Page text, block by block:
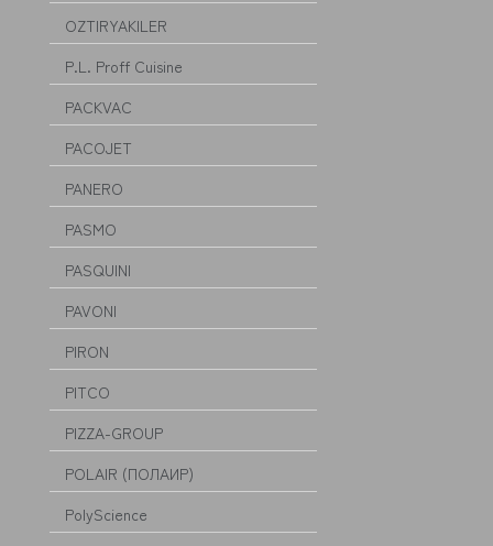
OZTIRYAKILER
P.L. Proff Cuisine
PACKVAC
PACOJET
PANERO
PASMO
PASQUINI
PAVONI
PIRON
PITCO
PIZZA-GROUP
POLAIR (ПОЛАИР)
PolyScience